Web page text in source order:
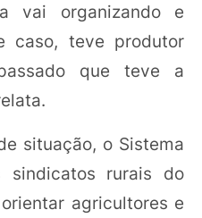
vai organizando e
caso, teve produtor
que teve a
situação, o Sistema
sindicatos rurais do
agricultores e